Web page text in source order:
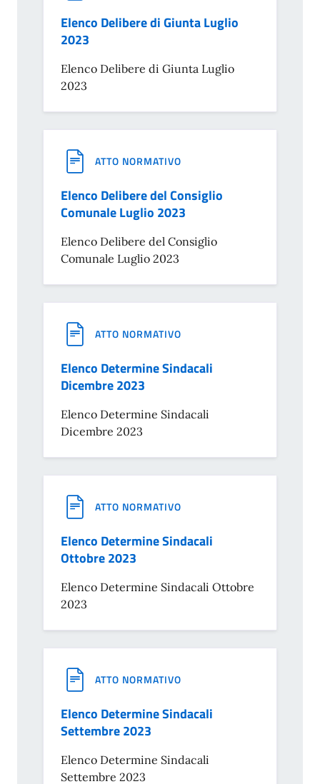
Elenco Delibere di Giunta Luglio
2023
Elenco Delibere di Giunta Luglio
2023
ATTO NORMATIVO
Elenco Delibere del Consiglio
Comunale Luglio 2023
Elenco Delibere del Consiglio
Comunale Luglio 2023
ATTO NORMATIVO
Elenco Determine Sindacali
Dicembre 2023
Elenco Determine Sindacali
Dicembre 2023
ATTO NORMATIVO
Elenco Determine Sindacali
Ottobre 2023
Elenco Determine Sindacali Ottobre
2023
ATTO NORMATIVO
Elenco Determine Sindacali
Settembre 2023
Elenco Determine Sindacali
Settembre 2023